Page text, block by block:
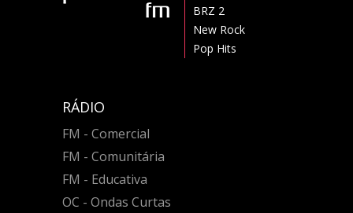
BRZ 2
New Rock
Pop Hits
RÁDIO
FM - Comercial
FM - Comunitária
FM - Educativa
OC - Ondas Curtas